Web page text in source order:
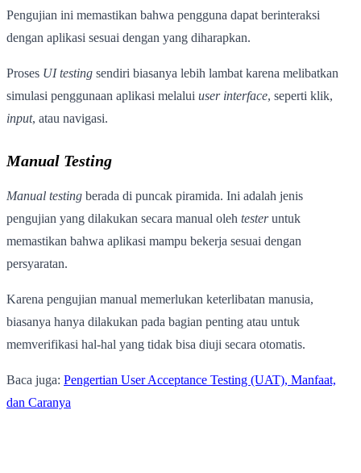
Pengujian ini memastikan bahwa pengguna dapat berinteraksi
dengan aplikasi sesuai dengan yang diharapkan.
Proses UI testing sendiri biasanya lebih lambat karena melibatkan
simulasi penggunaan aplikasi melalui user interface, seperti klik,
input, atau navigasi.
Manual Testing
Manual testing berada di puncak piramida. Ini adalah jenis
pengujian yang dilakukan secara manual oleh testeruntuk
memastikan bahwa aplikasi mampu bekerja sesuai dengan
persyaratan.
Karena pengujian manual memerlukan keterlibatan manusia,
biasanya hanya dilakukan pada bagian penting atau untuk
memverifikasi hal-hal yang tidak bisa diuji secara otomatis.
Baca juga: Pengertian User Acceptance Testing (UAT), Manfaat,
dan Caranya